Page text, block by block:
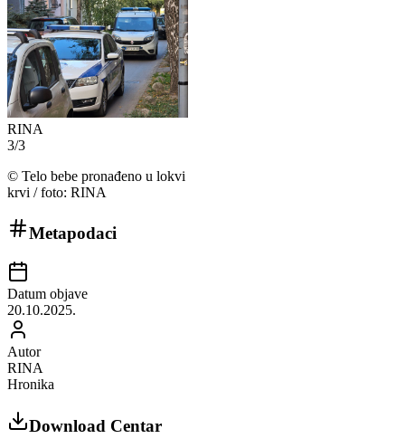
RINA
3/3
© Telo bebe pronađeno u lokvi
krvi / foto: RINA
Metapodaci
Datum objave
20.10.2025.
Autor
RINA
Hronika
Download Centar